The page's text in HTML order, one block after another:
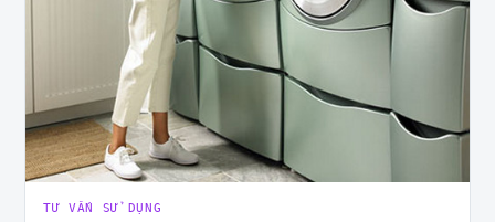
TƯ VẤN SỬ DỤNG